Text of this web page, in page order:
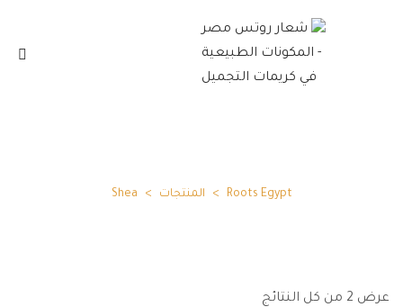
Roots Egypt
> المنتجات >
Shea
عرض ⁦2⁩ من كل النتائج